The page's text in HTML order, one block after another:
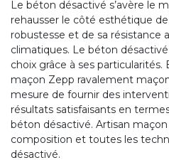
Le béton désactivé s’avère le
rehausser le côté esthétique
robustesse et de sa résistance
climatiques. Le béton
choix grâce à ses
maçon Zepp ravalement
mesure de fournir des
résultats satisfaisants en
béton désactivé. Artisan
composition et toutes les
désactivé.